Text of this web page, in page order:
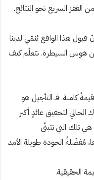
القفز السريع نحو النتائج.
قبول هذا الواقع يُنمّي لدينا
عن هوس السيطرة. نتعلّم كيف
كامنة. فـ التأجيل هو
لتحقيق عائدٍ أكبر
هي تلك التي تتبنّى
مُفضّلةً الجودة طويلة الأمد
الحقيقية.